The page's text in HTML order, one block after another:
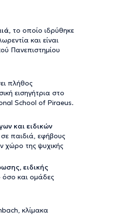
το οποίο ιδρύθηκε
και είναι
Πανεπιστημίου
πλήθος
εισηγήτρια στο
School of Piraeus.
και ειδικών
παιδιά, εφήβους
χώρο της ψυχικής
ειδικής
και ομάδες
κλίμακα